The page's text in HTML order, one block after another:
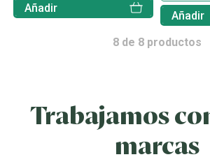
Añadir
Añadir
8de 8productos
Trabajamos
marcas